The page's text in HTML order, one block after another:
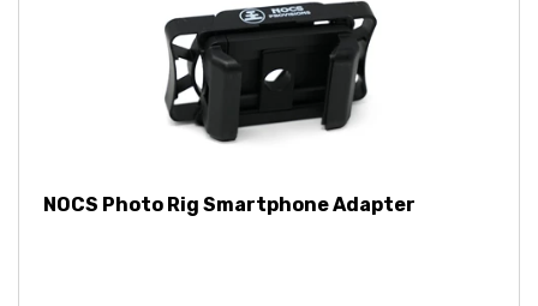
NOCS Photo Rig Smartphone Adapter